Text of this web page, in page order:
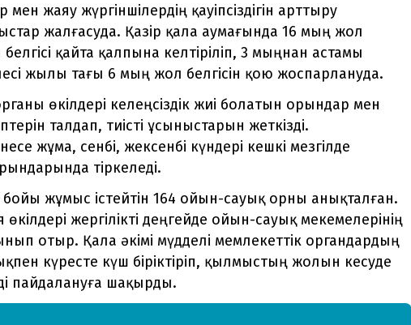
жаяу жүргіншілердің қауіпсіздігін арттыру
жалғасуда. Қазір қала аумағында 16 мың жол
қайта қалпына келтіріліп, 3 мыңнан астамы
жылы тағы 6 мың жол белгісін қою жоспарлануда.
өкілдері келеңсіздік жиі болатын орындар мен
талдап, тиісті ұсыныстарын жеткізді.
жұма, сенбі, жексенбі күндері кешкі мезгілде
тіркеледі.
бойы жұмыс істейтін 164 ойын-сауық орны анықталған.
жергілікті деңгейде ойын-сауық мекемелерінің
отыр. Қала әкімі мүдделі мемлекеттік органдардың
күресте күш біріктіріп, қылмыстың жолын кесуде
пайдалануға шақырды.